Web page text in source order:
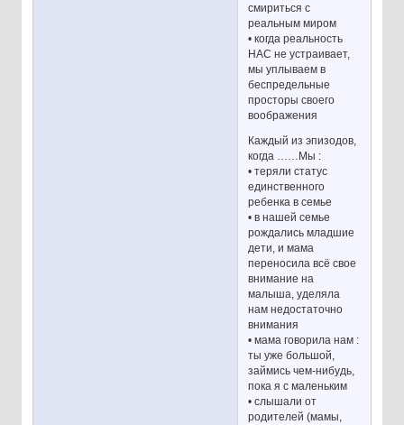
смириться с
реальным миром
• когда реальность
НАС не устраивает,
мы уплываем в
беспредельные
просторы своего
воображения
Каждый из эпизодов,
когда ……Мы :
• теряли статус
единственного
ребенка в семье
• в нашей семье
рождались младшие
дети, и мама
переносила всё свое
внимание на
малыша, уделяла
нам недостаточно
внимания
• мама говорила нам :
ты уже большой,
займись чем-нибудь,
пока я с маленьким
• слышали от
родителей (мамы,